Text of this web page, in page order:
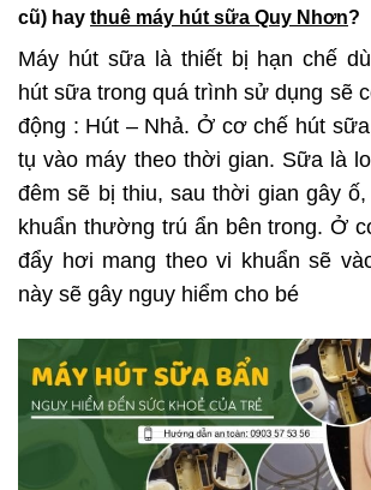
cũ) hay thuê máy hút sữa Quy Nhơn?
Máy hút sữa là thiết bị hạn chế
hút sữa trong quá trình sử dụng sẽ
động : Hút – Nhả. Ở cơ chế hút
tụ vào máy theo thời gian. Sữa là
đêm sẽ bị thiu, sau thời gian gây
khuẩn thường trú ẩn bên trong. Ở
đẩy hơi mang theo vi khuẩn sẽ
này sẽ gây nguy hiểm cho bé